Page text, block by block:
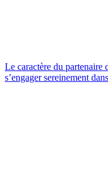
Le caractère du partenaire
s’engager sereinement